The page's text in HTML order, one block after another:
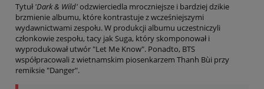
Tytuł'Dark & Wild'odzwierciedla mroczniejsze i bardziej dzikie
brzmienie albumu, które kontrastuje z wcześniejszymi
wydawnictwami zespołu.W produkcji albumu uczestniczyli
członkowie zespołu, tacy jak Suga, który skomponował i
wyprodukował utwór "Let Me Know". Ponadto, BTS
współpracowali z wietnamskim piosenkarzem Thanh Bùi przy
remiksie "Danger".